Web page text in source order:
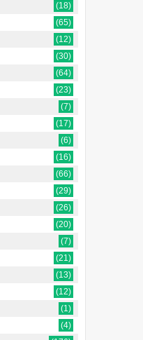
(18)
(65)
(12)
(30)
(64)
(23)
(7)
(17)
(6)
(16)
(66)
(29)
(26)
(20)
(7)
(21)
(13)
(12)
(1)
(4)